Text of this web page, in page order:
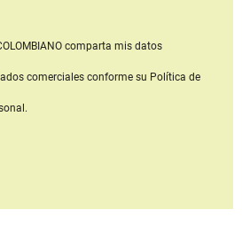
comparta mis datos
comerciales conforme su Política de